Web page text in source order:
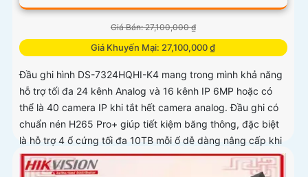
Giá Bán: 27,100,000 ₫
Giá Khuyến Mại: 27,100,000 ₫
Đầu ghi hình DS-7324HQHI-K4 mang trong mình khả năng
hỗ trợ tối đa 24 kênh Analog và 16 kênh IP 6MP hoặc có
thể là 40 camera IP khi tắt hết camera analog. Đầu ghi có
chuẩn nén H265 Pro+ giúp tiết kiệm băng thông, đặc biệt
là hỗ trợ 4 ổ cứng tối đa 10TB mỗi ổ dễ dàng nâng cấp khi
cần